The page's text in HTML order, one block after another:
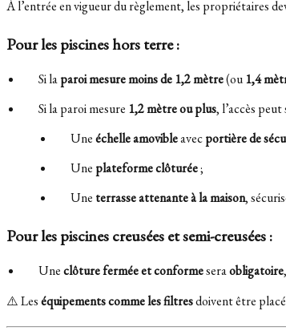
À l’entrée en vigueur du règlement, les propriétaires
Pour les piscines hors terre :
Si laparoi mesure moins de 1,2 mètre(ou1,4
Si la paroi mesure 1,2 mètre ou plus, l’accès
Uneéchelle amovibleavecportière de
Une plateforme clôturée;
Une terrasse attenante à la maison,
Pour les piscines creusées et semi-creusées :
Uneclôture fermée et conformeseraobligatoire
⚠️ Leséquipements comme les filtresdoivent être